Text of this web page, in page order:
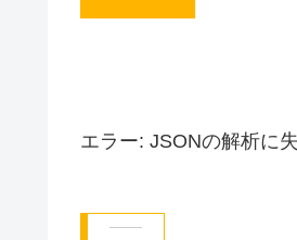
エラー: JSONの解析に